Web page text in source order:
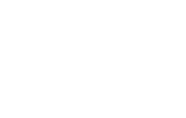
ざいます。予めご了承くださ